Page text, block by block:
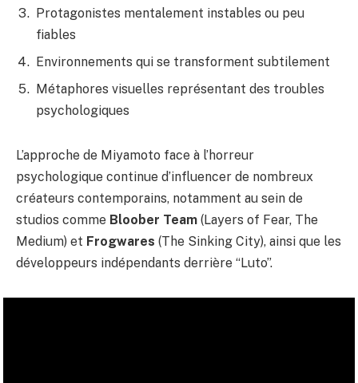
Protagonistes mentalement instables ou peu
fiables
Environnements qui se transforment subtilement
Métaphores visuelles représentant des troubles
psychologiques
L’approche de Miyamoto face à l’horreur
psychologique continue d’influencer de nombreux
créateurs contemporains, notamment au sein de
studios comme Bloober Team (Layers of Fear, The
Medium) et Frogwares (The Sinking City), ainsi que les
développeurs indépendants derrière “Luto”.